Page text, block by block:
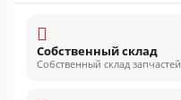
Собственный склад
Собственный склад запчастей